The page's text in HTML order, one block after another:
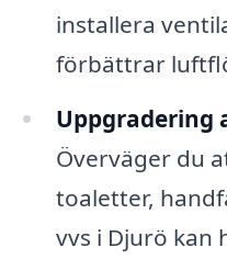
installera
förbättrar
Uppgradering
Överväger du
toaletter,
vvs i Djurö kan